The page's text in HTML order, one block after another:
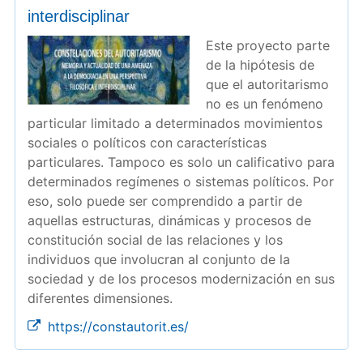
interdisciplinar
Este proyecto parte
de la hipótesis de
que el autoritarismo
no es un fenómeno
particular limitado a determinados movimientos
sociales o políticos con características
particulares. Tampoco es solo un calificativo para
determinados regímenes o sistemas políticos. Por
eso, solo puede ser comprendido a partir de
aquellas estructuras, dinámicas y procesos de
constitución social de las relaciones y los
individuos que involucran al conjunto de la
sociedad y de los procesos modernización en sus
diferentes dimensiones.
https://constautorit.es/